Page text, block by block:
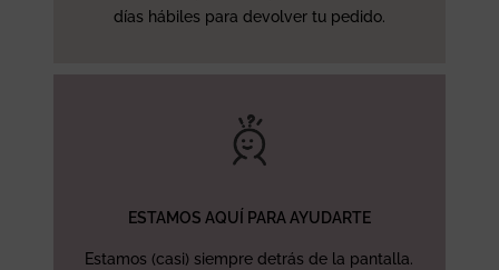
días hábiles para devolver tu pedido.
ESTAMOS AQUÍ PARA AYUDARTE
Estamos (casi) siempre detrás de la pantalla.